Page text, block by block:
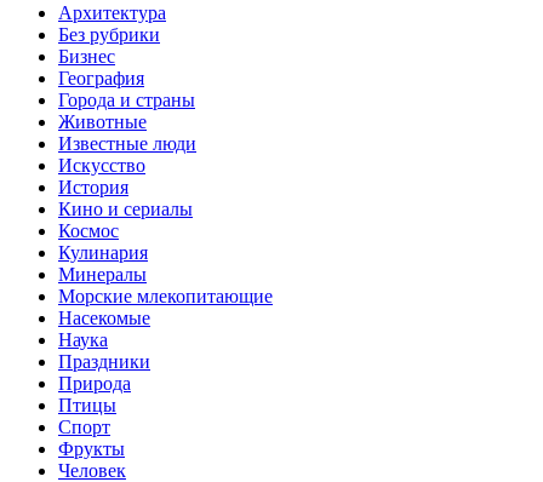
Архитектура
Без рубрики
Бизнес
География
Города и страны
Животные
Известные люди
Искусство
История
Кино и сериалы
Космос
Кулинария
Минералы
Морские млекопитающие
Насекомые
Наука
Праздники
Природа
Птицы
Спорт
Фрукты
Человек